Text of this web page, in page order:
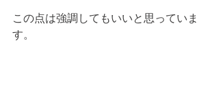
この点は強調してもいいと思っていま
す。